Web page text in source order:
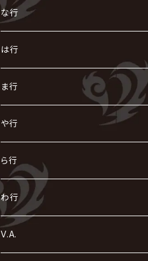
i.D.A
Azavana
Acid Black Cherry
Ashmaze.
exist†trace
色々な十字架
168 / 葵-168-
VIRGE / ヴァージュ
Waive
え
ACE OF SPADES
X JAPAN
LSN / The LEGENDARY SIX NINE
えんそく
お
AURORIZE
OFIAM
Kαin
the GazettE
GOTCHAROCKA
KISAKI
キズ
清春
KIRITO / キリト
己龍
く
Crack6
グラビティ
gremlins
GREN / グレン
黒夢
け
[ kei ] / 圭
仮病
こ
GOATBED
ゴールデンボンバー
コドモドラゴン
CONTRASTZ
ザアザア
The THIRTEEN
Sadie
XANVALA
し
Zeke Deux
Z CLEAR
-真天地開闢集団-ジグザグ
Sick²
ジグソウ
す
Z CLEAR
超ジャシー
SUGIZO
sukekiyo
せ
ゼラ
零[Hz]
仙台貨物
そ
SOPHIA
ZOMBIE / ぞんび
た
DASEIN
DAIGO
DazzlingBAD
DADAROMA
逹瑯
ち
CHAQLA.
つ
て
D
DIAURA
DaizyStripper
と
東京花嫁
Tourbillon
な行
な
NIGHTMARE
NAZARE
に
NiEL
NICOLAS
ぬ
nurié
ね
NETH PRIERE CAIN
NEVERLAND
の
NoGoD
は行
は
heidi.
H.U.G
BUCK-TICK
BugLug
ひ
HERO
美炎-BIEN-
HIZAKI
ふ
Far East Dizain
Fatüm
へ
BabyKingdom
ほ
ま行
ま
THE MICRO HEAD 4N'S
MAO / マオ from SID
マガツノート
み
未完成アリス
ミスイ
む
MUCC / ムック
め
や行
や
ヤミテラ / 外道反逆者ヤミテラ
ゆ
YUKIYA / 藤田幸也
よ
ら行
ら
rice
り
わ行
わ
V.A.